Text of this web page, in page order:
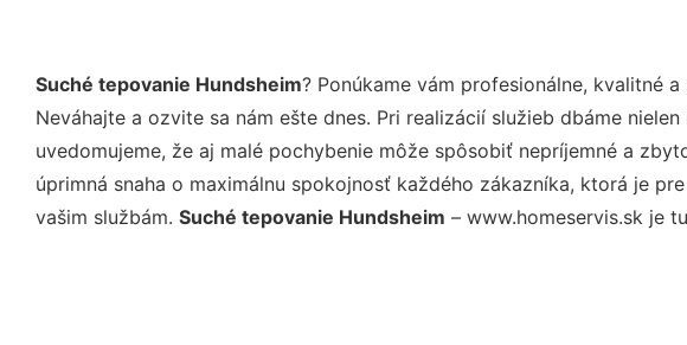
Suché tepovanie Hundsheim? Ponúkame vám profesionálne, kvalitné
Neváhajte a ozvite sa nám ešte dnes. Pri realizácií služieb dbáme
uvedomujeme, že aj malé pochybenie môže spôsobiť nepríjemné a
úprimná snaha o maximálnu spokojnosť každého zákazníka, ktorá je
vašim službám. Suché tepovanie Hundsheim – www.homeservis.sk je